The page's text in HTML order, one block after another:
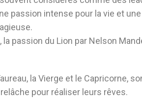
passion intense pour la vie et
, la passion du Lion par Nelson
la Vierge et le Capricorne,
pour réaliser leurs rêves.